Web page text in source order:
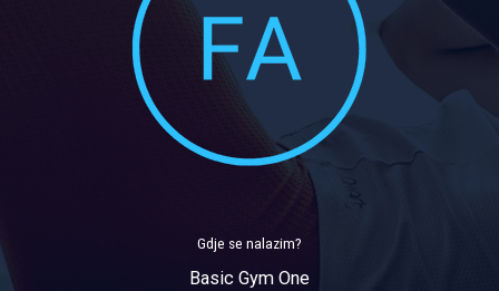
Gdje se nalazim?
Basic Gym One